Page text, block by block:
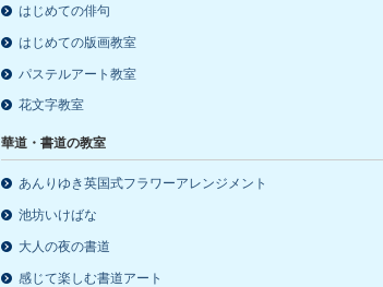
はじめての俳句
はじめての版画教室
パステルアート教室
花文字教室
華道・書道の教室
あんりゆき英国式フラワーアレンジメント
池坊いけばな
大人の夜の書道
感じて楽しむ書道アート